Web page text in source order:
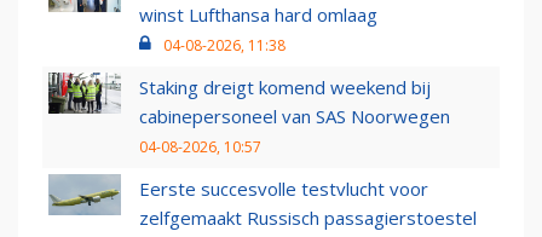
winst Lufthansa hard omlaag
04-08-2026, 11:38
Staking dreigt komend weekend bij
cabinepersoneel van SAS Noorwegen
04-08-2026, 10:57
Eerste succesvolle testvlucht voor
zelfgemaakt Russisch passagierstoestel